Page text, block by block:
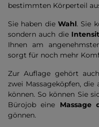
bestimmten Körperteil
Sie haben die Wahl. Sie
sondern auch die
Ihnen am
sorgt für noch mehr
Zur Auflage gehört
zwei Massageköpfen, die
können. So können Sie
Bürojob eine Massage
gönnen.